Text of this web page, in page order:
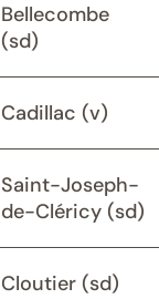
Bellecombe
(sd)
Cadillac (v)
Saint-Joseph-
de-Cléricy (sd)
Cloutier (sd)